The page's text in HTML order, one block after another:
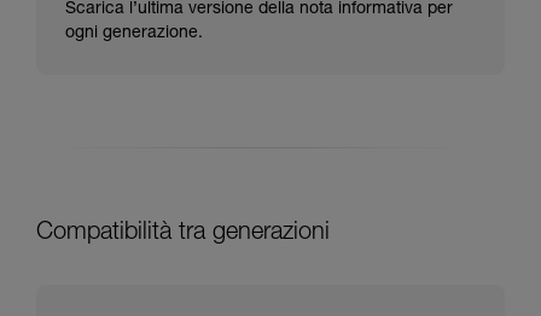
Scarica l’ultima versione della nota informativa per
ogni generazione.
Compatibilità tra generazioni